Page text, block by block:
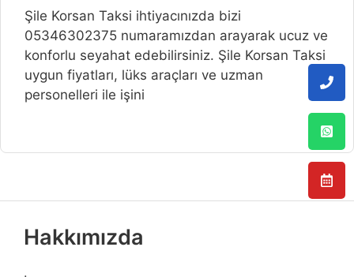
Şile Korsan Taksi ihtiyacınızda bizi
05346302375 numaramızdan arayarak ucuz ve
konforlu seyahat edebilirsiniz. Şile Korsan Taksi
uygun fiyatları, lüks araçları ve uzman
personelleri ile işini
Hakkımızda